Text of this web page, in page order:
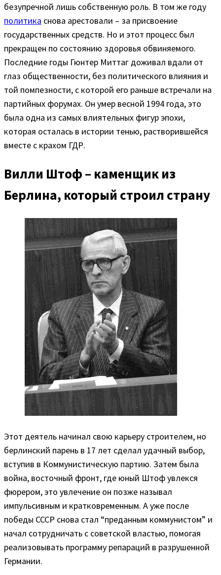
безупречной лишь собственную роль. В том же году
политика снова арестовали – за присвоение
государственных средств. Но и этот процесс был
прекращен по состоянию здоровья обвиняемого.
Последние годы Гюнтер Миттаг доживал вдали от
глаз общественности, без политического влияния и
той помпезности, с которой его раньше встречали на
партийных форумах. Он умер весной 1994 года, это
была одна из самых влиятельных фигур эпохи,
которая осталась в истории тенью, растворившейся
вместе с крахом ГДР.
Вилли Штоф – каменщик из
Берлина, который строил страну
Этот деятель начинал свою карьеру строителем, но
берлинский парень в 17 лет сделал удачный выбор,
вступив в Коммунистическую партию. Затем была
война, восточный фронт, где юный Штоф увлекся
фюрером, это увлечение он позже называл
импульсивным и кратковременным. А уже после
победы СССР снова стал “преданным коммунистом” и
начал сотрудничать с советской властью, помогая
реализовывать программу репараций в разрушенной
Германии.